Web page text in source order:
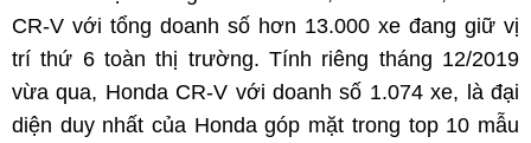
CR-V với tổng doanh số hơn 13.000 xe đang giữ vị
trí thứ 6 toàn thị trường. Tính riêng tháng 12/2019
vừa qua, Honda CR-V với doanh số 1.074 xe, là đại
diện duy nhất của Honda góp mặt trong top 10 mẫu